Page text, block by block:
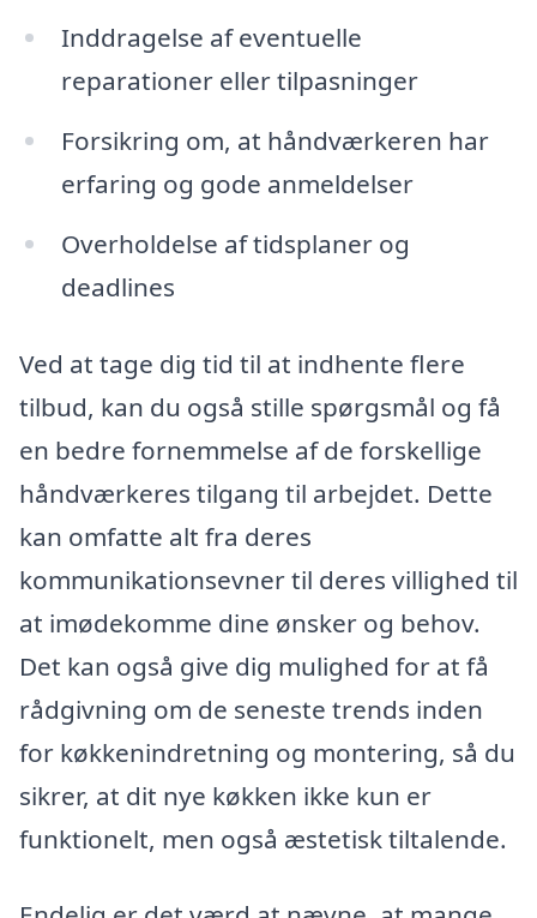
Inddragelse af eventuelle
reparationer eller tilpasninger
Forsikring om, at håndværkeren har
erfaring og gode anmeldelser
Overholdelse af tidsplaner og
deadlines
Ved at tage dig tid til at indhente flere
tilbud, kan du også stille spørgsmål og få
en bedre fornemmelse af de forskellige
håndværkeres tilgang til arbejdet. Dette
kan omfatte alt fra deres
kommunikationsevner til deres villighed til
at imødekomme dine ønsker og behov.
Det kan også give dig mulighed for at få
rådgivning om de seneste trends inden
for køkkenindretning og montering, så du
sikrer, at dit nye køkken ikke kun er
funktionelt, men også æstetisk tiltalende.